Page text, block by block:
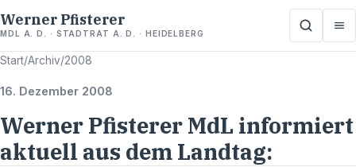
Werner Pfisterer
MDL A. D. · STADTRAT A. D. · HEIDELBERG
Start/Archiv/2008
16. Dezember 2008
Werner Pfisterer MdL informiert
aktuell aus dem Landtag: